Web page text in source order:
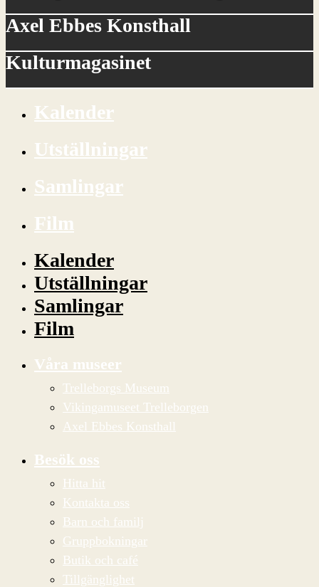
Axel Ebbes Konsthall
Kulturmagasinet
Kalender
Utställningar
Samlingar
Film
Kalender
Utställningar
Samlingar
Film
Våra museer
Trelleborgs Museum
Vikingamuseet Trelleborgen
Axel Ebbes Konsthall
Besök oss
Hitta hit
Kontakta oss
Barn och familj
Gruppbokningar
Butik och café
Tillgänglighet